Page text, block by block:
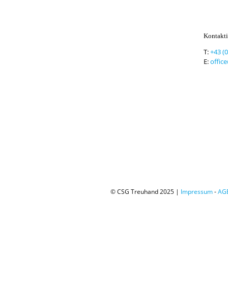
T:+43
E:
© CSG Treuhand 2025 | Impressum-